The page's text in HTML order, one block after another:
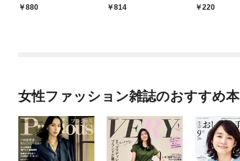
聞（1）～
880 814
220
女性ファッション雑誌のおすすめ本